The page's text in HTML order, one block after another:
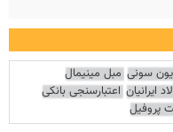
سونی مبل مینیمال
ایرانیان اعتبارسنجی بانکی
پروفیل